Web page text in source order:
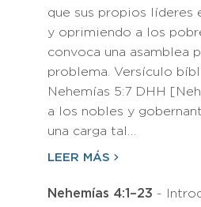
que sus propios líderes
y oprimiendo a los
convoca una asamblea
problema. Versículo
Nehemías 5:7 DHH
a los nobles y
una carga tal…
LEER MÁS
Nehemías 4:1–23 -